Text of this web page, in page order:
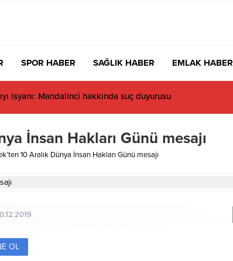
SPOR HABER SAĞLIK HABER EMLAK HABER
Fen Lisesi’nde 4 yıl geçti, hâlâ proje konuşuluyor
İnsan Hakları Günü mesajı
10 Aralık Dünya İnsan Hakları Günü mesajı
OL